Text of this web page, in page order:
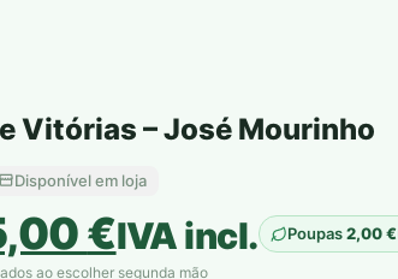
Vitórias – José Mourinho
Disponível em loja
€IVA incl. Poupas2,00€
ao escolher segunda mão